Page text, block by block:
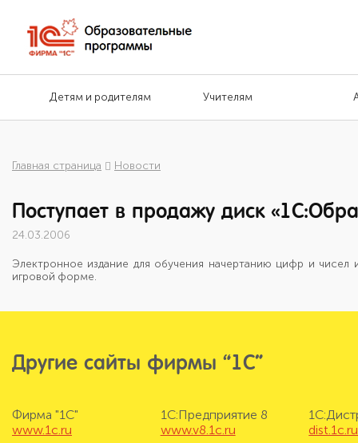
Детям и родителям Учителям
Главная страница Новости
Поступает в продажу диск
24.03.2006
Электронное издание для обучения начертанию цифр и
игровой форме.
Другие сайты фирмы “1С”
Фирма "1С"
www.1c.ru
1С:Предприятие 8
www.v8.1c.ru
dist.1c.ru